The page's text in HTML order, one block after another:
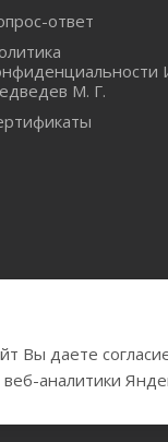
ответ
М. Г.
по России.
Вы даете
аналитики